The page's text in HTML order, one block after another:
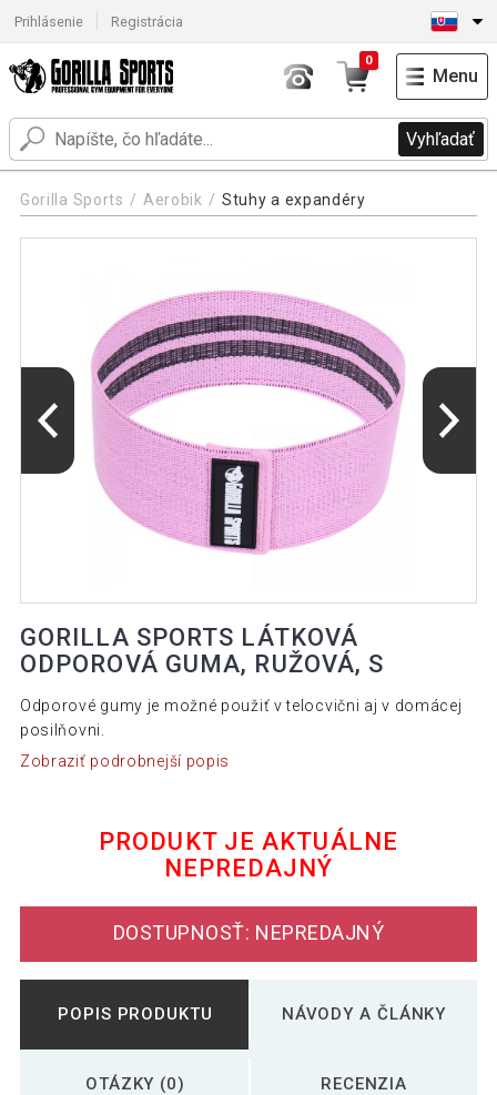
Prihlásenie Registrácia
Vyhľadať
0
Menu
Gorilla Sports Aerobik Stuhy a expandéry
GORILLA SPORTS LÁTKOVÁ
ODPOROVÁ GUMA, RUŽOVÁ, S
Odporové gumy je možné použiť v telocvični aj v domácej
posilňovni.
Zobraziť podrobnejší popis
PRODUKT JE AKTUÁLNE
NEPREDAJNÝ
DOSTUPNOSŤ: NEPREDAJNÝ
POPIS PRODUKTU NÁVODY A ČLÁNKY
OTÁZKY (0) RECENZIA